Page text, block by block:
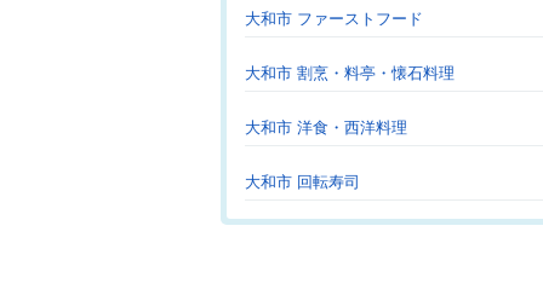
大和市 ファーストフード
大和市 割烹・料亭・懐石料理
大和市 洋食・西洋料理
大和市 回転寿司